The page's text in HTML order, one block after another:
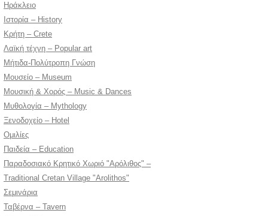
Ηράκλειο
Ιστορία – History
Κρήτη – Crete
Λαϊκή τέχνη – Popular art
Μήτιδα-Πολύτροπη Γνώση
Μουσείο – Museum
Μουσική & Χορός – Music & Dances
Μυθολογία – Mythology
Ξενοδοχείο – Hotel
Ομιλίες
Παιδεία – Education
Παραδοσιακό Κρητικό Χωριό "Αρόλιθος" –
Traditional Cretan Village "Arolithos"
Σεμινάρια
Ταβέρνα – Tavern